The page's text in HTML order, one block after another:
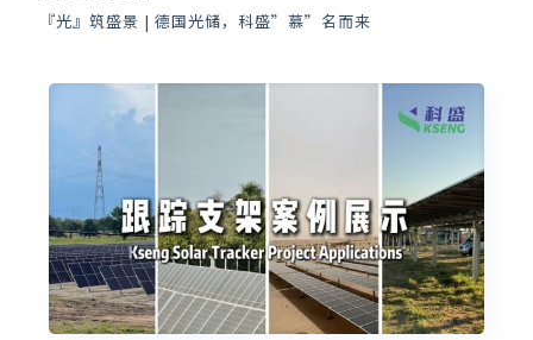
『光』筑盛景 | 德国光储，科盛”慕”名而来